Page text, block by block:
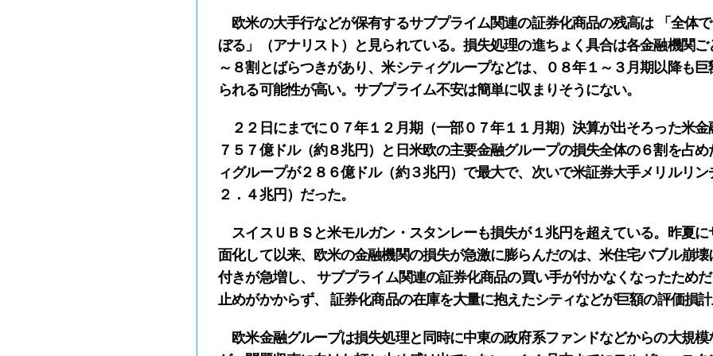
欧米の大手行などが保有するサブプライム関連の証券化商品の残高は 「全体
ぼる」（アナリスト）と見られている。損失処理の進ちょく具合は各金融機関
～８割とばらつきがあり、米シティグループなどは、０８年１～３月期以降も
られる可能性が高い。サブプライム不安は簡単に収まりそうにない。
２２日にまでに０７年１２月期（一部０７年１１月期）決算が出そろった米金
７５７億ドル（約８兆円）と日米欧の主要金融グループの損失全体の６割を占
ィグループが２８６億ドル（約３兆円）で最大で、次いで米証券大手メリルリ
２．４兆円）だった。
スイスＵＢＳと米モルガン・スタンレーも損失が１兆円を超えている。昨夏に
面化して以来、欧米の金融機関の損失が急激に膨らんだのは、米住宅バブル崩
付きが急増し、 サブプライム関連の証券化商品の買い手が付かなくなったため
止めがかからず、 証券化商品の在庫を大量に抱えたシティなどが巨額の評価損
欧米金融グループは損失処理と同時に中東の政府系ファンドなどからの大規模